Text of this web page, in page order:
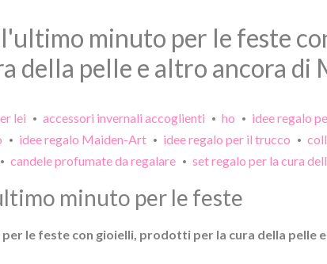
minuto per le feste
della pelle e altro ancora di
lei • accessori invernali accoglienti • ho • idee regalo
• idee regalo Maiden-Art • idee regalo per il trucco •
• candele profumate da regalare • set regalo per la cura
minuto per le feste
le feste con gioielli, prodotti per la cura della pelle